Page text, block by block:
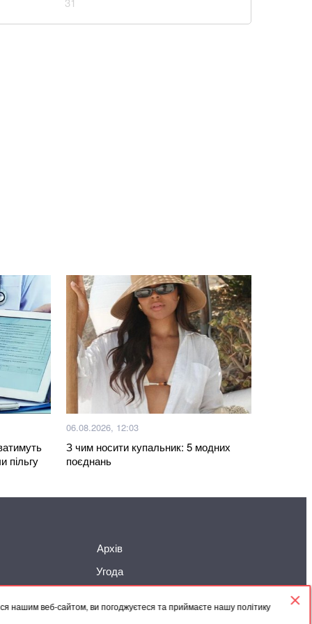
нашим веб-сайтом, ви погоджуєтеся та приймаєте нашу політику
час обстрілу Київщини
ні одягу: балістика РФ знищила склади PUMA
пожежників із сусідніх регіонів: на Київщині
після удару рф
і повертав тіла полеглих воїнів. Загинув
пошукового загону “Плацдарм”
закликав не залишатися в магазинах
тривоги
особи з інвалідністю внаслідок війни: покрокова
отримають грошову допомогу: хто у списку
Більше новин
пільгу
06.08.2026, 12:03
З чим носити купальник: 5 модних
поєднань
Архів
Угода